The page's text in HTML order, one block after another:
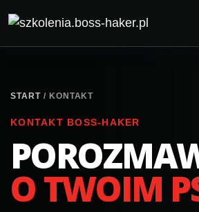
START/ KONTAKT
KONTAKT BOSS‑HAKER
O TWOIM